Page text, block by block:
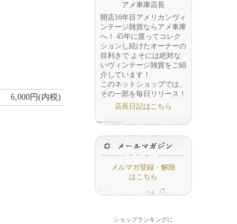
6,000円(内税)
アメ車庫店長
開店16年目アメリカンヴィ
ンテージ雑貨ならアメ車庫
へ！ 45年に渡ってコレク
ションし続けたオーナーの
目利きで よそには絶対な
いヴィンテージ雑貨をご紹
介しています！
このネットショップでは、
その一部を毎日リリース！
店長日記はこちら
メルマガ登録・解除
はこちら
ショップランキングに